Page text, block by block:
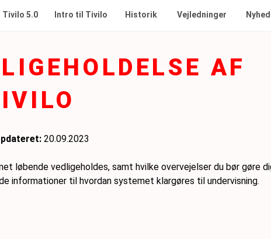
Tivilo 5.0 Intro til Tivilo Historik Vejledninger
AF
20.09.2023
løbende vedligeholdes, samt hvilke overvejelser du bør gøre
informationer til hvordan systemet klargøres til undervisning.